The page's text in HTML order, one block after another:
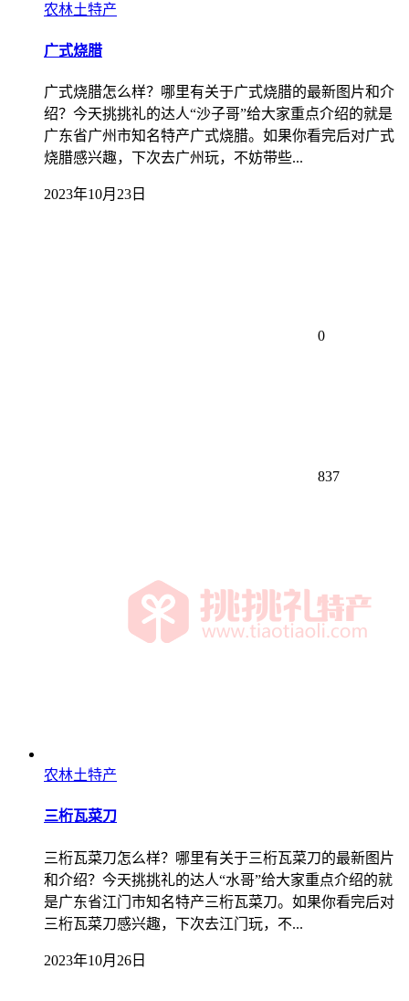
农林土特产
广式烧腊
广式烧腊怎么样？哪里有关于广式烧腊的最新图片和介
绍？今天挑挑礼的达人“沙子哥”给大家重点介绍的就是
广东省广州市知名特产广式烧腊。如果你看完后对广式
烧腊感兴趣，下次去广州玩，不妨带些...
2023年10月23日
0
837
农林土特产
三桁瓦菜刀
三桁瓦菜刀怎么样？哪里有关于三桁瓦菜刀的最新图片
和介绍？今天挑挑礼的达人“水哥”给大家重点介绍的就
是广东省江门市知名特产三桁瓦菜刀。如果你看完后对
三桁瓦菜刀感兴趣，下次去江门玩，不...
2023年10月26日